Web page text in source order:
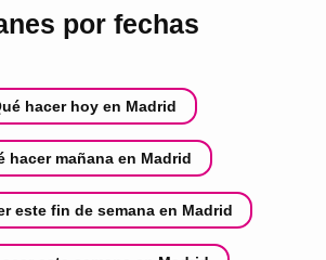
por fechas
hacer hoy en Madrid
hacer mañana en Madrid
este fin de semana en Madrid